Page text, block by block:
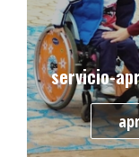
servicio-